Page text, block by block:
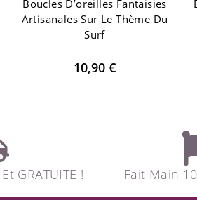
Boucles D’oreilles Fantaisies
Artisanales Sur Le Thème Du
Surf
10,90 €
GRATUITE ! Fait Main